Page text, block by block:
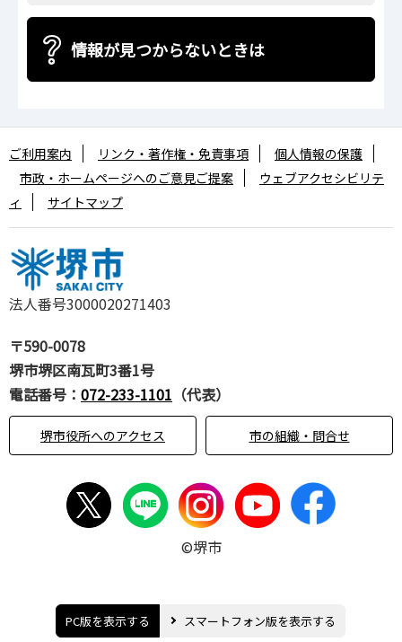
情報が見つからないときは
法人番号3000020271403
〒590-0078
堺市堺区南瓦町3番1号
電話番号： 072-233-1101 （代表）
堺市役所へのアクセス 市の組織・問合せ
ご利用案内 リンク・著作権・免責事項
個人情報の保護
市政・ホームページへのご意見ご提案
ウェブアクセシビリテ
ィ
サイトマップ
©堺市
PC版を表示する スマートフォン版を表示する